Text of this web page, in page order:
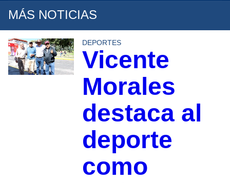
MÁS NOTICIAS
DEPORTES
Vicente
Morales
destaca al
deporte
como